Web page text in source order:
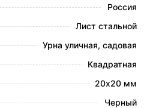
Россия
Лист стальной
Урна уличная, садовая
Квадратная
20х20 мм
Черный